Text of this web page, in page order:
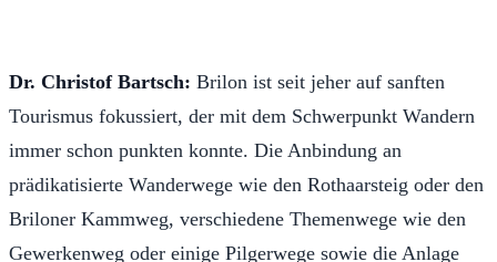
Dr. Christof Bartsch: Brilon ist seit jeher auf sanften
Tourismus fokussiert, der mit dem Schwerpunkt Wandern
immer schon punkten konnte. Die Anbindung an
prädikatisierte Wanderwege wie den Rothaarsteig oder den
Briloner Kammweg, verschiedene Themenwege wie den
Gewerkenweg oder einige Pilgerwege sowie die Anlage